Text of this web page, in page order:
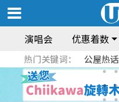
演唱会 优惠着数
热门关键词： 公屋热话